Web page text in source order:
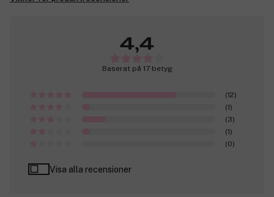
4,4
Baserat på 17 betyg
(12)
(1)
(3)
(1)
(0)
Visa alla recensioner